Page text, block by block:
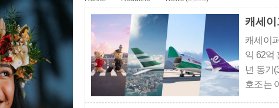
캐세이
익 62억
년 동기
호조는